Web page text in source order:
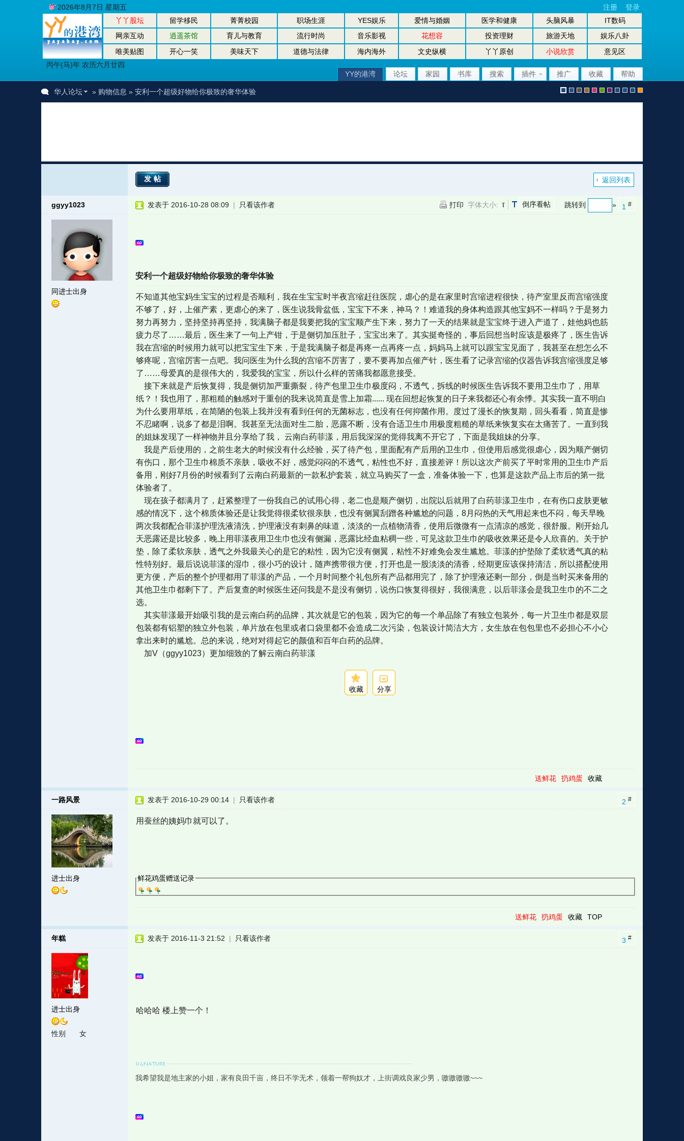
丫丫股坛 留学移民 菁菁校园 职场生涯 YES娱乐 爱情与婚姻 医学和健康 头脑风暴
IT数码
网亲互动
逍遥茶馆 育儿与教育 流行时尚 音乐影视 花想容 投资理财 旅游天地
娱乐八卦
唯美贴图
开心一笑 美味天下 道德与法律 海内海外 文史纵横 丫丫原创 小说欣赏
意见区
丙午(马)年 农历六月廿四
2026年8月7日 星期五 注册 登录
YY的港湾 论坛 家园 书库 搜索 插件 推广 收藏 帮助
认l r r
n
i r
n
u
l
坛大坛机
华人论坛 » 购物信息 » 安利一个超级好物给你极致的奢华体验
返回列表
发帖
ggyy1023
同进士出身
1 #
跳转到 »
倒序看帖
打印 字体大小:
发表于 2016-10-28 08:09 | 只看该作者
安利一个超级好物给你极致的奢华体验
不知道其他宝妈生宝宝的过程是否顺利，我在生宝宝时半夜宫缩赶往医院，虐心的是在家里时宫缩进程很快，待产室里反而宫缩强度
不够了，好，上催产素，更虐心的来了，医生说我骨盆低，宝宝下不来，神马？！难道我的身体构造跟其他宝妈不一样吗？于是努力
努力再努力，坚持坚持再坚持，我满脑子都是我要把我的宝宝顺产生下来，努力了一天的结果就是宝宝终于进入产道了，娃他妈也筋
疲力尽了……最后，医生来了一句上产钳，于是侧切加压肚子，宝宝出来了。其实挺奇怪的，事后回想当时应该是极疼了，医生告诉
我在宫缩的时候用力就可以把宝宝生下来，于是我满脑子都是再疼一点再疼一点，妈妈马上就可以跟宝宝见面了，我甚至在想怎么不
够疼呢，宫缩厉害一点吧。我问医生为什么我的宫缩不厉害了，要不要再加点催产针，医生看了记录宫缩的仪器告诉我宫缩强度足够
了……母爱真的是很伟大的，我爱我的宝宝，所以什么样的苦痛我都愿意接受。
接下来就是产后恢复得，我是侧切加严重撕裂，待产包里卫生巾极度闷，不透气，拆线的时候医生告诉我不要用卫生巾了，用草
纸？！我也用了，那粗糙的触感对于重创的我来说简直是雪上加霜...... 现在回想起恢复的日子来我都还心有余悸。其实我一直不明白
为什么要用草纸，在简陋的包装上我并没有看到任何的无菌标志，也没有任何抑菌作用。度过了漫长的恢复期，回头看看，简直是惨
不忍睹啊，说多了都是泪啊。我甚至无法面对生二胎，恶露不断，没有合适卫生巾用极度粗糙的草纸来恢复实在太痛苦了。一直到我
的姐妹发现了一样神物并且分享给了我， 云南白药菲漾，用后我深深的觉得我离不开它了，下面是我姐妹的分享。
我是产后使用的，之前生老大的时候没有什么经验，买了待产包，里面配有产后用的卫生巾，但使用后感觉很虐心，因为顺产侧切
有伤口，那个卫生巾棉质不亲肤，吸收不好，感觉闷闷的不透气，粘性也不好，直接差评！所以这次产前买了平时常用的卫生巾产后
备用，刚好7月份的时候看到了云南白药最新的一款私护套装，就立马购买了一盒，准备体验一下，也算是这款产品上市后的第一批
体验者了。
现在孩子都满月了，赶紧整理了一份我自己的试用心得，老二也是顺产侧切，出院以后就用了白药菲漾卫生巾，在有伤口皮肤更敏
感的情况下，这个棉质体验还是让我觉得很柔软很亲肤，也没有侧翼刮蹭各种尴尬的问题，8月闷热的天气用起来也不闷，每天早晚
两次我都配合菲漾护理洗液清洗，护理液没有刺鼻的味道，淡淡的一点植物清香，使用后微微有一点清凉的感觉，很舒服。刚开始几
天恶露还是比较多，晚上用菲漾夜用卫生巾也没有侧漏，恶露比经血粘稠一些，可见这款卫生巾的吸收效果还是令人欣喜的。关于护
垫，除了柔软亲肤，透气之外我最关心的是它的粘性，因为它没有侧翼，粘性不好难免会发生尴尬。菲漾的护垫除了柔软透气真的粘
性特别好。最后说说菲漾的湿巾，很小巧的设计，随声携带很方便，打开也是一股淡淡的清香，经期更应该保持清洁，所以搭配使用
更方便，产后的整个护理都用了菲漾的产品，一个月时间整个礼包所有产品都用完了，除了护理液还剩一部分，倒是当时买来备用的
其他卫生巾都剩下了。产后复查的时候医生还问我是不是没有侧切，说伤口恢复得很好，我很满意，以后菲漾会是我卫生巾的不二之
选。
其实菲漾最开始吸引我的是云南白药的品牌，其次就是它的包装，因为它的每一个单品除了有独立包装外，每一片卫生巾都是双层
包装都有铝塑的独立外包装，单片放在包里或者口袋里都不会造成二次污染，包装设计简洁大方，女生放在包包里也不必担心不小心
拿出来时的尴尬。总的来说，绝对对得起它的颜值和百年白药的品牌。
加V（ggyy1023）更加细致的了解云南白药菲漾
收藏 分享
送鲜花 扔鸡蛋 收藏
一路风景
进士出身
2 #
发表于 2016-10-29 00:14 | 只看该作者
用蚕丝的姨妈巾就可以了。
鲜花鸡蛋赠送记录
送鲜花 扔鸡蛋 收藏 TOP
年糕
进士出身
性别 女
3 #
发表于 2016-11-3 21:52 | 只看该作者
哈哈哈 楼上赞一个！
我希望我是地主家的小姐，家有良田千亩，终日不学无术，领着一帮狗奴才，上街调戏良家少男，嗷嗷嗷嗷~~~